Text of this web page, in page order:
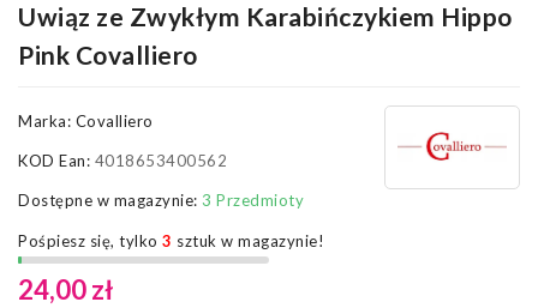
Uwiąz ze Zwykłym Karabińczykiem Hippo
Pink Covalliero
Marka: Covalliero
KOD Ean: 4018653400562
Dostępne w magazynie: 3 Przedmioty
Pośpiesz się, tylko 3 sztuk w magazynie!
24,00 zł